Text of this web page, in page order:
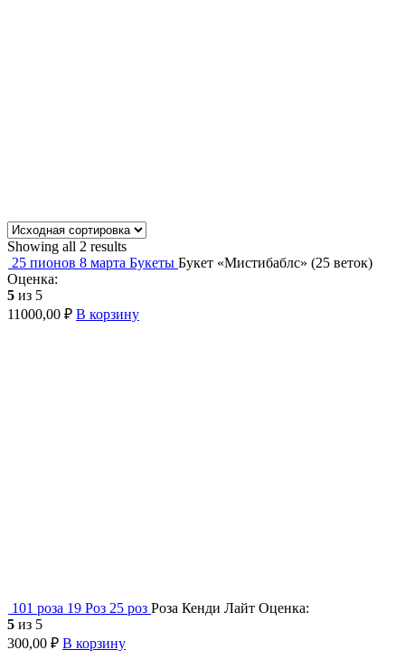
Showing all 2 results
25 пионов 8 марта Букеты Букет «Мистибаблс» (25 веток)
Оценка:
5 из 5
11000,00 ₽ В корзину
101 роза 19 Роз 25 роз Роза Кенди Лайт Оценка:
5 из 5
300,00 ₽ В корзину